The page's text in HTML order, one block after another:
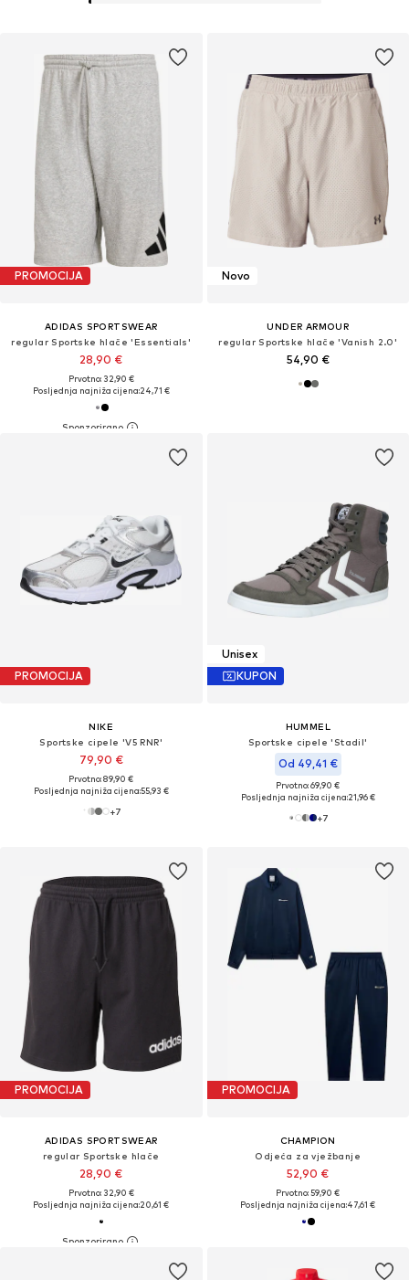
PROMOCIJA
ADIDAS SPORTSWEAR
regular Sportske hlače 'Essentials'
28,90 €
Prvotno: 32,90 €
Posljednja najniža cijena:24,71 €
Novo
UNDER ARMOUR
regular Sportske hlače 'Vanish 2.0'
54,90 €
PROMOCIJA
NIKE
Sportske cipele 'V5 RNR'
79,90 €
Prvotno: 89,90 €
Posljednja najniža cijena:55,93 €
+7
Unisex
KUPON
HUMMEL
Sportske cipele 'Stadil'
Od 49,41 €
Prvotno: 69,90 €
Posljednja najniža cijena:21,96 €
+7
PROMOCIJA
ADIDAS SPORTSWEAR
regular Sportske hlače
28,90 €
Prvotno: 32,90 €
Posljednja najniža cijena:20,61 €
PROMOCIJA
CHAMPION
Odjeća za vježbanje
52,90 €
Prvotno: 59,90 €
Posljednja najniža cijena:47,61 €